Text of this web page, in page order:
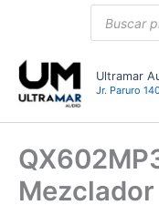
Ultramar
Jr. Paruro